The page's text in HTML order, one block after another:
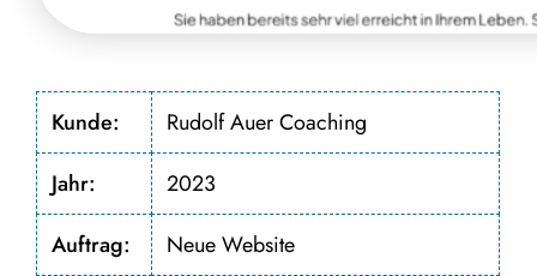
Kunde:
Rudolf Auer Coaching
Jahr:
2023
Auftrag:
Neue Website